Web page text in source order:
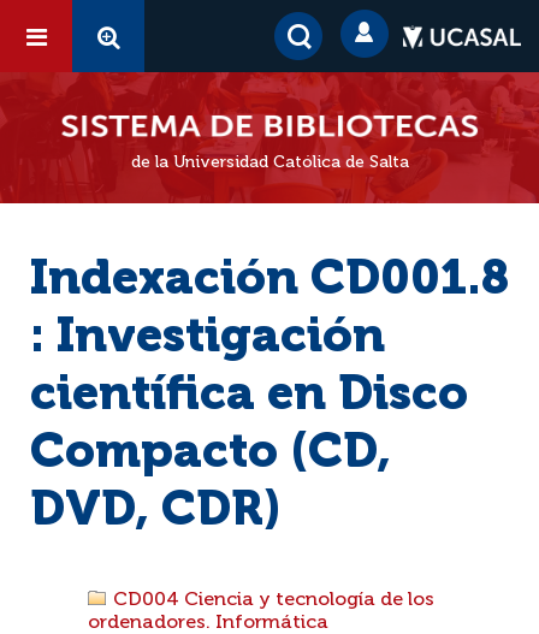
de la Universidad Católica de Salta
Indexación CD001.8
: Investigación
científica en Disco
Compacto (CD,
DVD, CDR)
CD004 Ciencia y tecnología de los
ordenadores. Informática